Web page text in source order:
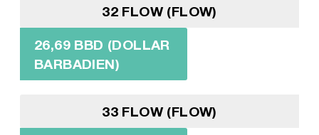
32 FLOW (FLOW)
26,69 BBD (DOLLAR
BARBADIEN)
33 FLOW (FLOW)